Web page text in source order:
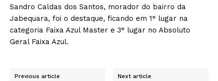
Sandro Caldas dos Santos, morador do bairro da
Jabequara, foi o destaque, ficando em 1° lugar na
categoria Faixa Azul Master e 3° lugar no Absoluto
Geral Faixa Azul.
Previous article Next article